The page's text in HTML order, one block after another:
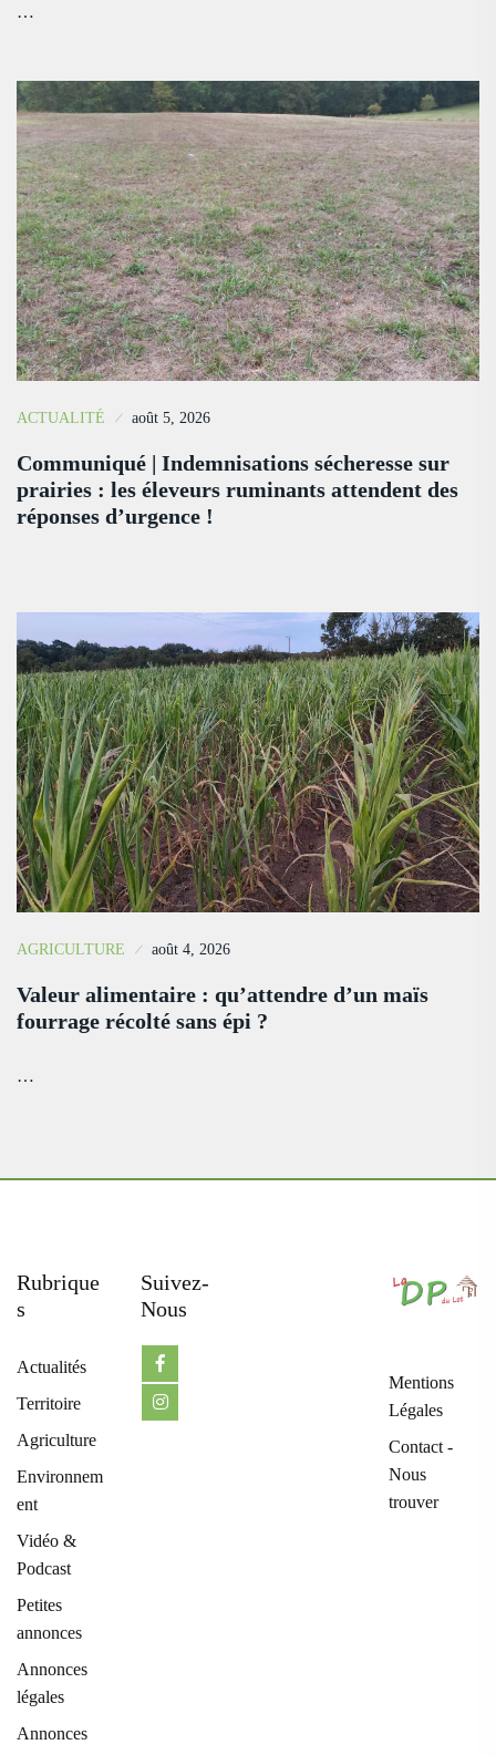
…
ACTUALITÉ août 5, 2026
Communiqué | Indemnisations sécheresse sur
prairies : les éleveurs ruminants attendent des
réponses d’urgence !
AGRICULTURE août 4, 2026
Valeur alimentaire : qu’attendre d’un maïs
fourrage récolté sans épi ?
…
Rubrique
S
Actualités
Territoire
Agriculture
Environnem
ent
Vidéo &
Podcast
Petites
annonces
Annonces
légales
Annonces
Suivez-
Nous
Mentions
Légales
Contact -
Nous
trouver